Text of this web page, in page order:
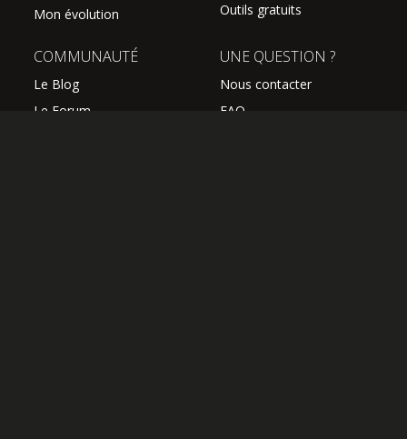
Mon évolution
Outils gratuits
COMMUNAUTÉ
Le Blog
Le Forum
UNE QUESTION ?
Nous contacter
FAQ